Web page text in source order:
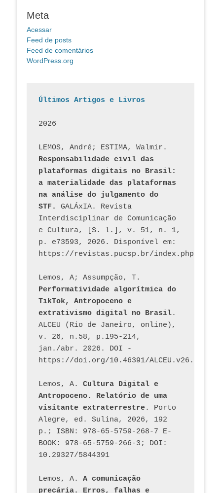
Meta
Acessar
Feed de posts
Feed de comentários
WordPress.org
Últimos Artigos e Livros
2026
Responsabilidade civil das
plataformas digitais no Brasil:
a materialidade das plataformas
na análise do julgamento do
STF.
GALÁxIA. Revista
Interdisciplinar de Comunicação
e Cultura, [S. l.], v. 51, n. 1,
p. e73593, 2026. Disponível em:
Performatividade algorítmica do
TikTok, Antropoceno e
extrativismo digital no Brasil.
ALCEU (Rio de Janeiro, online),
v. 26, n.58, p.195-214,
jan./abr. 2026. DOI -
https://doi.org/10.46391/
Lemos, A. Cultura Digital e
Antropoceno. Relatório de uma
visitante extraterrestre. Porto
Alegre, ed. Sulina, 2026, 192
p.; ISBN: 978-65-5759-268-7 E-
BOOK: 978-65-5759-266-3; DOI:
10.29327/5844391
Lemos, A. A comunicação
precária. Erros, falhas e